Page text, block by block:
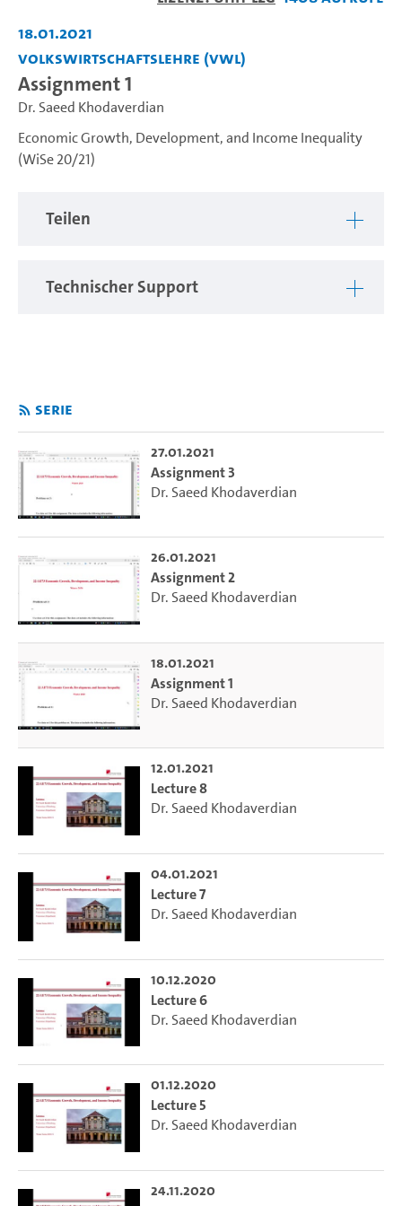
18.01.2021
Volkswirtschaftslehre (VWL)
Assignment 1
Dr. Saeed Khodaverdian
Economic Growth, Development, and Income Inequality
(WiSe 20/21)
Teilen
Technischer Support
Serie
27.01.2021
Assignment 3
Dr. Saeed Khodaverdian
26.01.2021
Assignment 2
Dr. Saeed Khodaverdian
18.01.2021
Assignment 1
Dr. Saeed Khodaverdian
12.01.2021
Lecture 8
Dr. Saeed Khodaverdian
04.01.2021
Lecture 7
Dr. Saeed Khodaverdian
10.12.2020
Lecture 6
Dr. Saeed Khodaverdian
01.12.2020
Lecture 5
Dr. Saeed Khodaverdian
24.11.2020